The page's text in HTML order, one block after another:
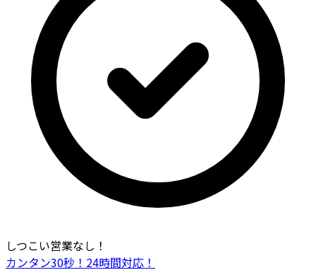
しつこい営業なし！
カンタン30秒！24時間対応！